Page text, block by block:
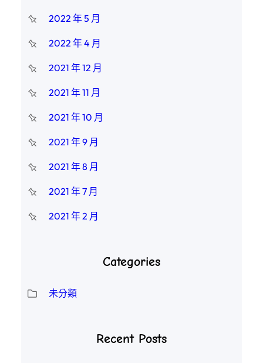
2022 年 5 月
2022 年 4 月
2021 年 12 月
2021 年 11 月
2021 年 10 月
2021 年 9 月
2021 年 8 月
2021 年 7 月
2021 年 2 月
Categories
未分類
Recent Posts